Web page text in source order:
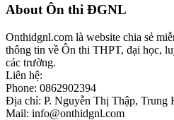
Footer
About Ôn thi ĐGNL
Onthidgnl.com là website chia sẻ
thông tin về Ôn thi THPT, đại học,
các trường.
Liên hệ:
Phone: 0862902394
Địa chỉ: P. Nguyễn Thị Thập, Trung
Mail: info@onthidgnl.com